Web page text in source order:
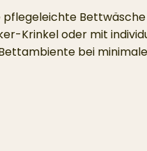
pflegeleichte
Krinkel oder mit
bei